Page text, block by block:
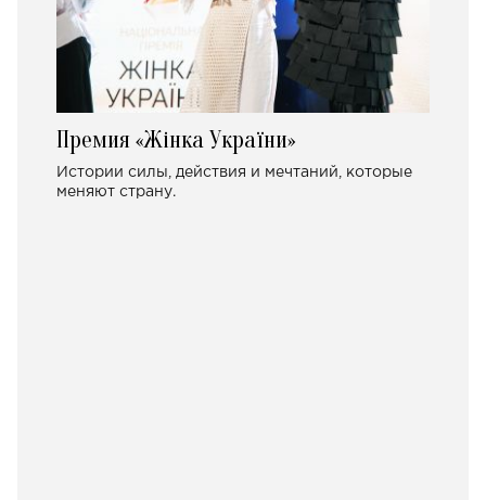
Премия «Жінка України»
Истории силы, действия и мечтаний, которые
меняют страну.